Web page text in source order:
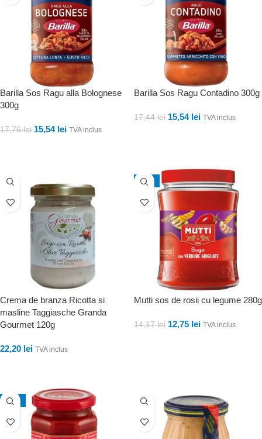
Barilla Sos Ragu alla Bolognese
300g
17,76lei 15,54 lei TVA inclus
Barilla Sos Ragu Contadino 300g
17,44lei 15,54 lei TVA inclus
Crema de branza Ricotta si
masline Taggiasche Granda
Gourmet 120g
22,20 lei TVA inclus
-10%
Mutti sos de rosii cu legume 280g
14,17lei 12,75 lei TVA inclus
-10%